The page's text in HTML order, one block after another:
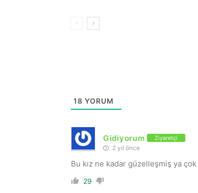
18 YORUM
Gidiyorum Ziyaretçi
2 yıl önce
Bu kız ne kadar güzelleşmiş ya çok
29